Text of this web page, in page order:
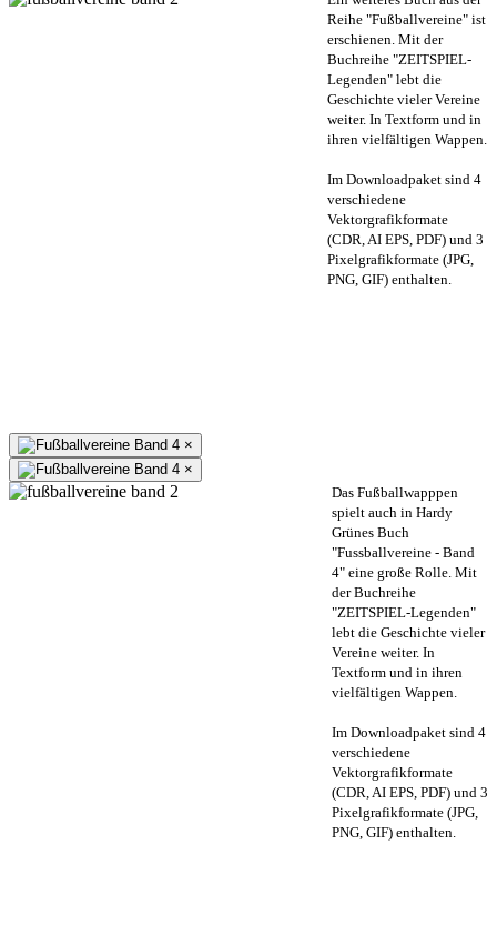
Reihe "Fußballvereine" ist
erschienen. Mit der
Buchreihe "ZEITSPIEL-
Legenden" lebt die
Geschichte vieler Vereine
weiter. In Textform und in
ihren vielfältigen Wappen.
Im Downloadpaket sind 4
verschiedene
Vektorgrafikformate
(CDR, AI EPS, PDF) und 3
Pixelgrafikformate (JPG,
PNG, GIF) enthalten.
×
×
Das Fußballwapppen
spielt auch in Hardy
Grünes Buch
"Fussballvereine - Band
4" eine große Rolle. Mit
der Buchreihe
"ZEITSPIEL-Legenden"
lebt die Geschichte vieler
Vereine weiter. In
Textform und in ihren
vielfältigen Wappen.
Im Downloadpaket sind 4
verschiedene
Vektorgrafikformate
(CDR, AI EPS, PDF) und 3
Pixelgrafikformate (JPG,
PNG, GIF) enthalten.